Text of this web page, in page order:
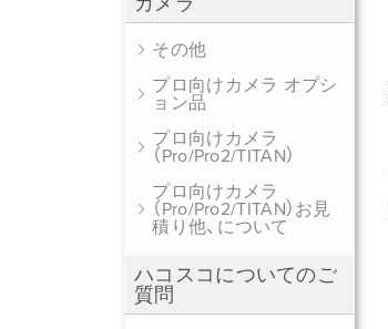
その他
プロ向けカメラ オプシ
ョン品
プロ向けカメラ
（Pro/Pro2/TITAN）
プロ向けカメラ
（Pro/Pro2/TITAN）お見
積り他、について
ハコスコについてのご
質問